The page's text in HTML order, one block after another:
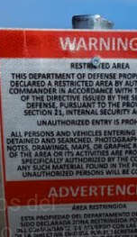
del
en playa